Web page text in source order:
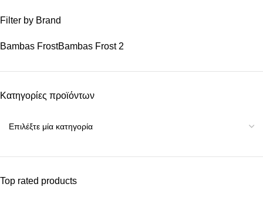
Filter by Brand
Bambas FrostBambas Frost 2
Κατηγορίες προϊόντων
Top rated products